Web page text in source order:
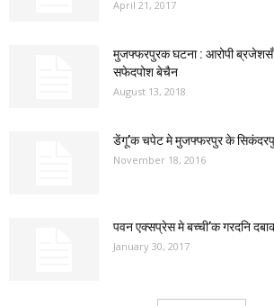
April 21, 2017
मुजफ्फरपुरक घटना : आरोपी
सफेदपोश बेचैन
August 13, 2018
डेंगू’क चपेट मे मुजफ्फरपुर के
November 18, 2016
पवन एक्सप्रेस मे बच्ची’क गरदनि
January 30, 2017